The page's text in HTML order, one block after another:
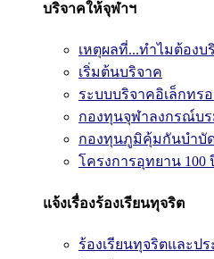
บริจาคให้จุฬาฯ
เหตุผลที่...ทำไมต้องบ
เริ่มต้นบริจาค
ระบบบริจาคอิเล็กทร
กองทุนจุฬาลงกรณ์บ
กองทุนภูมิคุ้มกันบำบัด
โครงการอุทยาน
แจ้งเรื่องร้องเรียนทุจริต
ร้องเรียนทุจริตและป